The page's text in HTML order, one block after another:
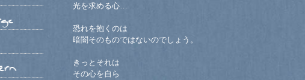
光を求める心…
恐れを抱くのは
暗闇そのものではないのでしょう。
きっとそれは
その心を自ら